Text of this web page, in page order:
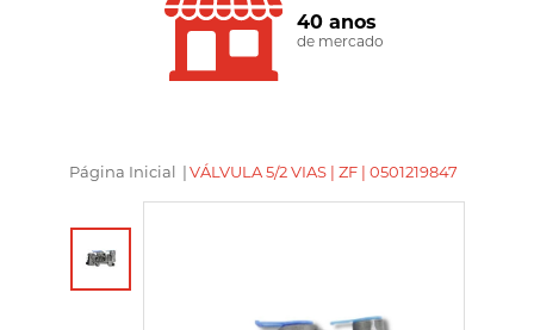
Página Inicial | VÁLVULA 5/2 VIAS | ZF | 0501219847